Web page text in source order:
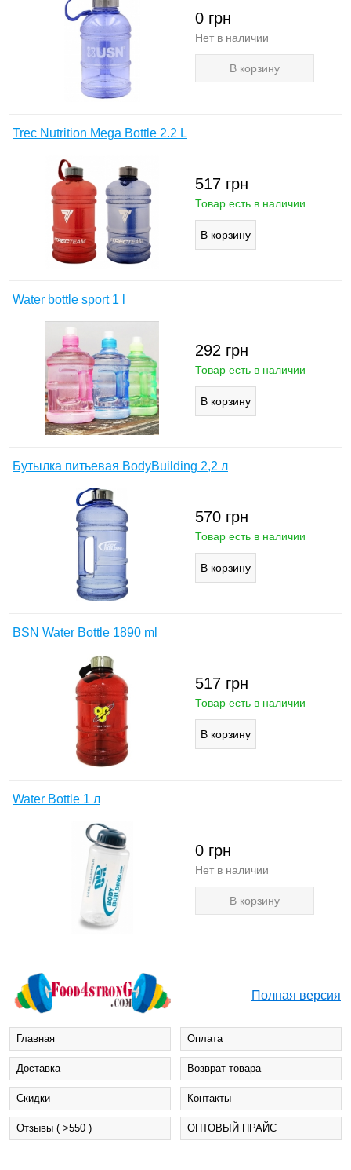
0 грн
Нет в наличии
В корзину
Trec Nutrition Mega Bottle 2.2 L
517 грн
Товар есть в наличии
Water bottle sport 1 l
292 грн
Товар есть в наличии
Бутылка питьевая BodyBuilding 2,2 л
570 грн
Товар есть в наличии
BSN Water Bottle 1890 ml
517 грн
Товар есть в наличии
Water Bottle 1 л
0 грн
Нет в наличии
В корзину
Полная версия
Главная Оплата
Доставка Возврат товара
Cкидки Контакты
Отзывы ( >550 ) ОПТОВЫЙ ПРАЙС